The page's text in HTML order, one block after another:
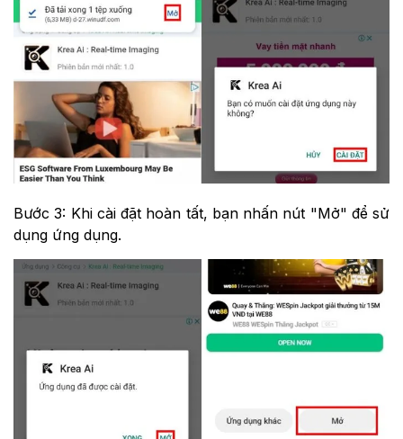
Bước 3: Khi cài đặt hoàn tất, bạn nhấn nút "Mở" để sử
dụng ứng dụng.